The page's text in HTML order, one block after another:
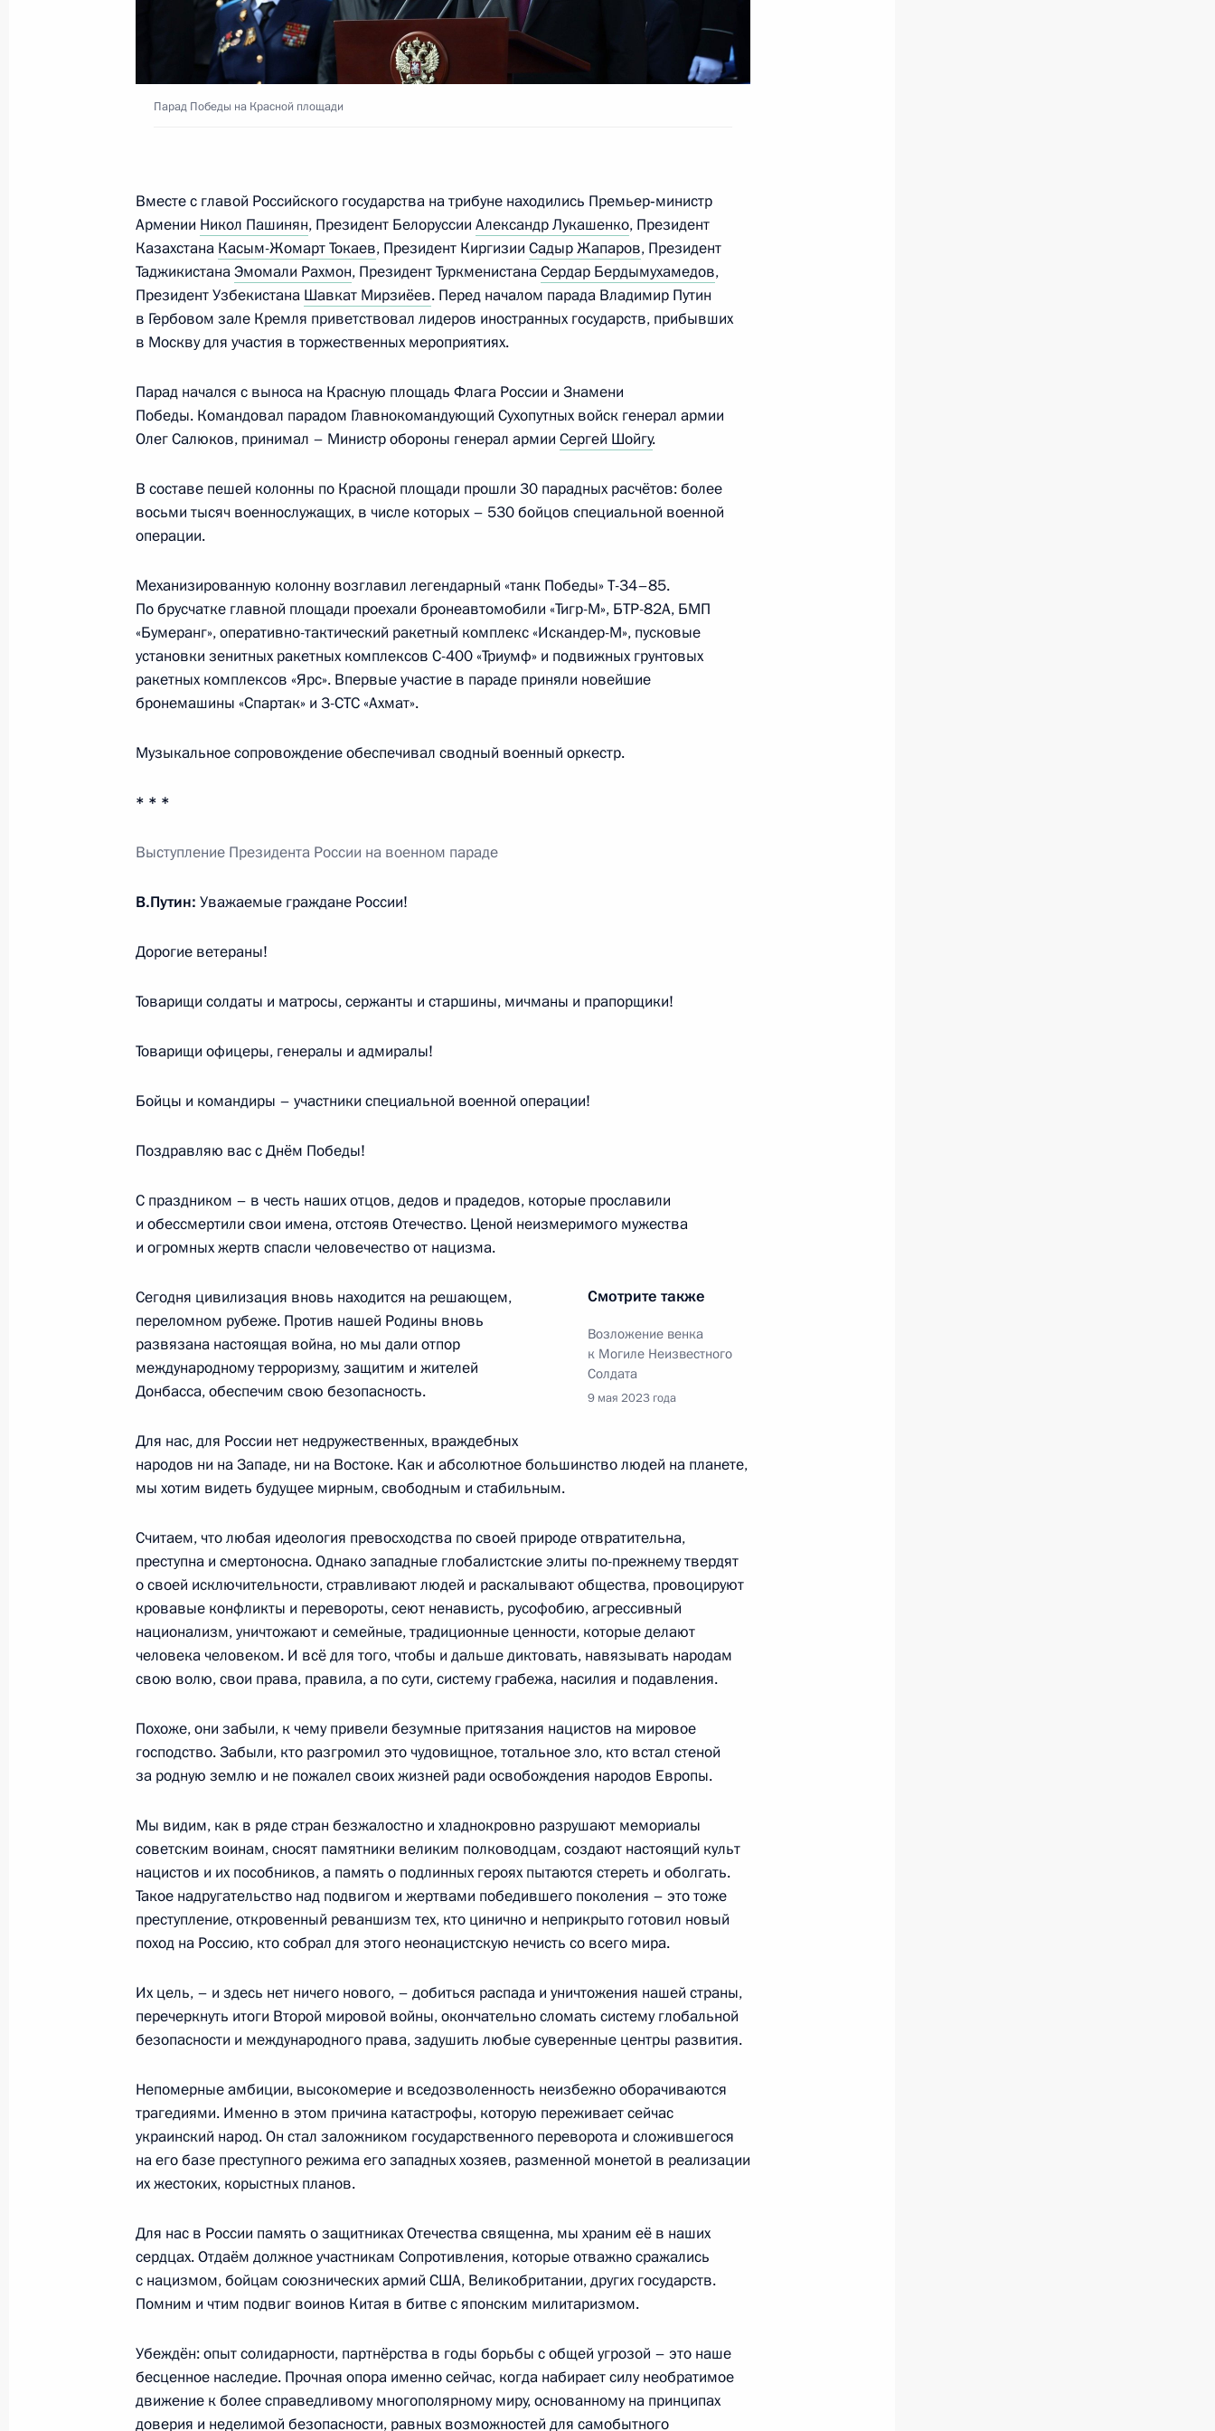
Бердымухамедовым
22 сентября 2024 года, 11:50
Телефонный разговор с Президентом Туркменистана Сердаром
Бердымухамедовым
19 марта 2024 года, 12:50
Телефонный разговор с Президентом Туркменистана Сердаром
Бердымухамедовым
22 сентября 2023 года, 11:30
Возложение венка к Могиле Неизвестного Солдата
Парад Победы на Красной площади
9 мая 2023 года, 10:50
Телефонный разговор с Президентом Туркменистана Сердаром
Саммит Россия – Центральная Азия
Телефонный разговор с Президентом Туркменистана Сердаром
22 сентября 2022 года, 11:55
Встреча с Президентом Туркменистана Сердаром
15 сентября 2022 года, 11:45
29 июня 2022 года, 15:15
Встреча с Президентом Туркменистана Сердаром
29 июня 2022 года, 14:00
Владимир Путин прибыл в Туркменистан
29 июня 2022 года, 12:00
Заявления для прессы по итогам российско-туркменистанских
переговоров
Вручение ордена Дружбы Президенту Туркменистана Сердару
Бердымухамедову
10 июня 2022 года, 15:40
Российско-туркменистанские переговоры
10 июня Владимир Путин встретится с Президентом
9 июня 2022 года, 12:10
Телефонный разговор с Президентом Туркменистана Сердаром
8 апреля 2022 года, 13:10
Встреча с военнослужащими Военно-Морского Флота
26 июля 2026 года
Парад Победы на Красной площади
Вместе с главой Российского государства на трибуне находились Премьер‑министр
Армении Никол Пашинян, Президент Белоруссии Александр Лукашенко, Президент
Казахстана Касым-Жомарт Токаев, Президент Киргизии Садыр Жапаров, Президент
ТаджикистанаЭмомали Рахмон, Президент ТуркменистанаСердар Бердымухамедов,
Президент Узбекистана Шавкат Мирзиёев. Перед началом парада Владимир Путин
в Гербовом зале Кремля приветствовал лидеров иностранных государств, прибывших
в Москву для участия в торжественных мероприятиях.
Парад начался с выноса на Красную площадь Флага России и Знамени
Победы. Командовал парадом Главнокомандующий Сухопутных войск генерал армии
Олег Салюков, принимал – Министр обороны генерал армии Сергей Шойгу.
В составе пешей колонны по Красной площади прошли 30 парадных расчётов: более
восьми тысяч военнослужащих, в числе которых – 530 бойцов специальной военной
операции.
Механизированную колонну возглавил легендарный «танк Победы» Т-34–85.
По брусчатке главной площади проехали бронеавтомобили «Тигр-М», БТР-82А, БМП
«Бумеранг», оперативно-тактический ракетный комплекс «Искандер-М», пусковые
установки зенитных ракетных комплексов С-400 «Триумф» и подвижных грунтовых
ракетных комплексов «Ярс». Впервые участие в параде приняли новейшие
бронемашины «Спартак» и 3-СТС «Ахмат».
Музыкальное сопровождение обеспечивал сводный военный оркестр.
* * *
Выступление Президента России на военном параде
В.Путин: Уважаемые граждане России!
Дорогие ветераны!
Товарищи солдаты и матросы, сержанты и старшины, мичманы и прапорщики!
Товарищи офицеры, генералы и адмиралы!
Бойцы и командиры – участники специальной военной операции!
Поздравляю вас с Днём Победы!
С праздником – в честь наших отцов, дедов и прадедов, которые прославили
и обессмертили свои имена, отстояв Отечество. Ценой неизмеримого мужества
и огромных жертв спасли человечество от нацизма.
Смотрите также
Возложение венка
к Могиле Неизвестного
Солдата
9 мая 2023 года
Сегодня цивилизация вновь находится на решающем,
переломном рубеже. Против нашей Родины вновь
развязана настоящая война, но мы дали отпор
международному терроризму, защитим и жителей
Донбасса, обеспечим свою безопасность.
Для нас, для России нет недружественных, враждебных
народов ни на Западе, ни на Востоке. Как и абсолютное большинство людей на планете,
мы хотим видеть будущее мирным, свободным и стабильным.
Считаем, что любая идеология превосходства по своей природе отвратительна,
преступна и смертоносна. Однако западные глобалистские элиты по-прежнему твердят
о своей исключительности, стравливают людей и раскалывают общества, провоцируют
кровавые конфликты и перевороты, сеют ненависть, русофобию, агрессивный
национализм, уничтожают и семейные, традиционные ценности, которые делают
человека человеком. И всё для того, чтобы и дальше диктовать, навязывать народам
свою волю, свои права, правила, а по сути, систему грабежа, насилия и подавления.
Похоже, они забыли, к чему привели безумные притязания нацистов на мировое
господство. Забыли, кто разгромил это чудовищное, тотальное зло, кто встал стеной
за родную землю и не пожалел своих жизней ради освобождения народов Европы.
Мы видим, как в ряде стран безжалостно и хладнокровно разрушают мемориалы
советским воинам, сносят памятники великим полководцам, создают настоящий культ
нацистов и их пособников, а память о подлинных героях пытаются стереть и оболгать.
Такое надругательство над подвигом и жертвами победившего поколения – это тоже
преступление, откровенный реваншизм тех, кто цинично и неприкрыто готовил новый
поход на Россию, кто собрал для этого неонацистскую нечисть со всего мира.
Их цель, – и здесь нет ничего нового, – добиться распада и уничтожения нашей страны,
перечеркнуть итоги Второй мировой войны, окончательно сломать систему глобальной
безопасности и международного права, задушить любые суверенные центры развития.
Непомерные амбиции, высокомерие и вседозволенность неизбежно оборачиваются
трагедиями. Именно в этом причина катастрофы, которую переживает сейчас
украинский народ. Он стал заложником государственного переворота и сложившегося
на его базе преступного режима его западных хозяев, разменной монетой в реализации
их жестоких, корыстных планов.
Для нас в России память о защитниках Отечества священна, мы храним её в наших
сердцах. Отдаём должное участникам Сопротивления, которые отважно сражались
с нацизмом, бойцам союзнических армий США, Великобритании, других государств.
Помним и чтим подвиг воинов Китая в битве с японским милитаризмом.
Убеждён: опыт солидарности, партнёрства в годы борьбы с общей угрозой – это наше
бесценное наследие. Прочная опора именно сейчас, когда набирает силу необратимое
движение к более справедливому многополярному миру, основанному на принципах
доверия и неделимой безопасности, равных возможностей для самобытного